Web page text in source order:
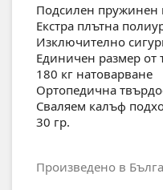
Подсилен пружинен
Екстра плътна
Изключително
Единичен размер от
180 кг натоварване
Ортопедична
Сваляем калъф
30 гр.
Произведено в